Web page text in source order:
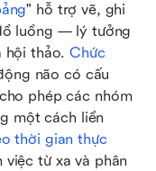
" hỗ trợ vẽ, ghi
luồng — lý tưởng
hội thảo. Chức
não có cấu
phép các nhóm
một cách liền
thời gian thực
việc từ xa và phân